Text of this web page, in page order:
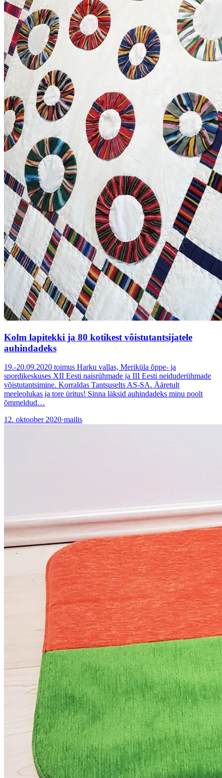
Kolm lapitekki ja 80 kotikest võistutantsijatele
auhindadeks
19.-20.09.2020 toimus Harku vallas, Meriküla õppe- ja
spordikeskuses XII Eesti naisrühmade ja III Eesti neiduderühmade
võistutantsimine. Korraldas Tantsuselts AS-SA. Ääretult
meeleolukas ja tore üritus! Sinna läksid auhindadeks minu poolt
õmmeldud…
12. oktoober 2020·mailis